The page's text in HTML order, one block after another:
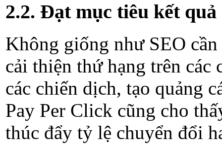
2.2. Đạt mục tiêu kết quả
Không giống như SEO
cải thiện thứ hạng trên
các chiến dịch, tạo quảng
Pay Per Click cũng cho
thúc đẩy tỷ lệ chuyển đổi